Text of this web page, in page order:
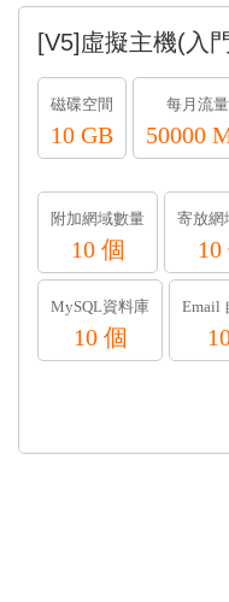
[V5]虛擬主機(入
磁碟空間
10 GB
每月流量
50000
附加網域數量
10 個
寄放網
10
MySQL資料庫
10 個
Email